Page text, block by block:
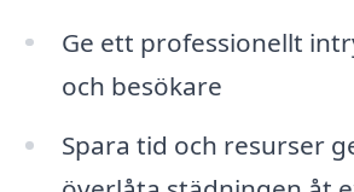
Ge ett professionellt
och besökare
Spara tid och resurser